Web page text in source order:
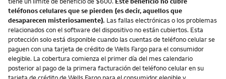
teléfonos celulares que se pierden (es decir, aquellos que
desaparecen misteriosamente). Las fallas electrónicas o los problemas
relacionados con el software del dispositivo no están cubiertos. Esta
protección solo está disponible cuando las cuentas de teléfono celular se
paguen con una tarjeta de crédito de Wells Fargo para el consumidor
elegible. La cobertura comienza el primer día del mes calendario
posterior al pago de la primera facturación del teléfono celular en su